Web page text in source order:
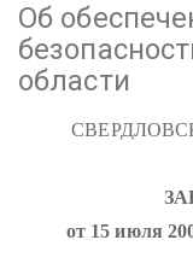
Об
области
от 15 июля